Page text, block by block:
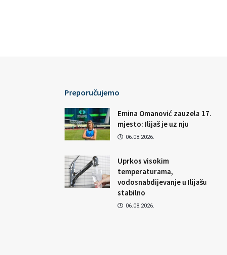
Preporučujemo
Emina Omanović zauzela 17.
mjesto: Ilijaš je uz nju
06.08.2026.
Uprkos visokim
temperaturama,
vodosnabdijevanje u Ilijašu
stabilno
06.08.2026.